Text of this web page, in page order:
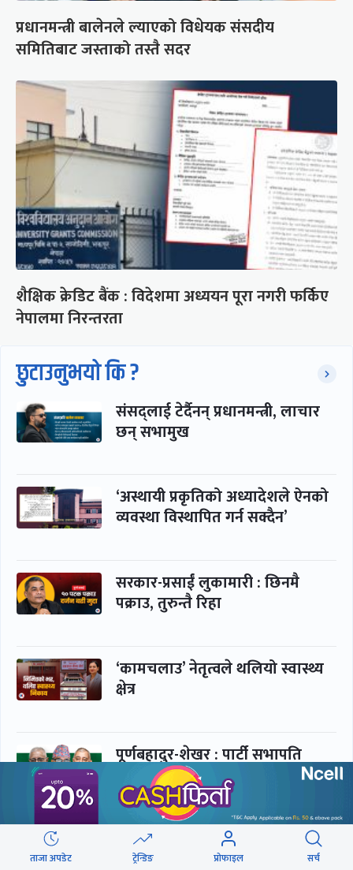
प्रधानमन्त्री बालेनले ल्याएको विधेयक संसदीय
समितिबाट जस्ताको तस्तै सदर
शैक्षिक क्रेडिट बैंक : विदेशमा अध्ययन पूरा नगरी फर्किए
नेपालमा निरन्तरता
छुटाउनुभयो कि ?
संसद्लाई टेर्दैनन् प्रधानमन्त्री, लाचार
छन् सभामुख
‘अस्थायी प्रकृतिको अध्यादेशले ऐनको
व्यवस्था विस्थापित गर्न सक्दैन’
सरकार-प्रसाईं लुकामारी : छिनमै
पक्राउ, तुरुन्तै रिहा
‘कामचलाउ’ नेतृत्वले थलियो स्वास्थ्य
क्षेत्र
पूर्णबहादुर-शेखर : पार्टी सभापति
ताक्थे, विभाजनको संघारमा
शशांकलाई अघि सारे
कप्तानगञ्जमा झिल्को, गोलबजारमा
डढेलो
ताजा अपडेट ट्रेन्डिङ प्रोफाइल सर्च